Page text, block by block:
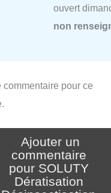
ouvert
non
commentaire pour ce
Ajouter un
commentaire
pour SOLUTY
Dératisation